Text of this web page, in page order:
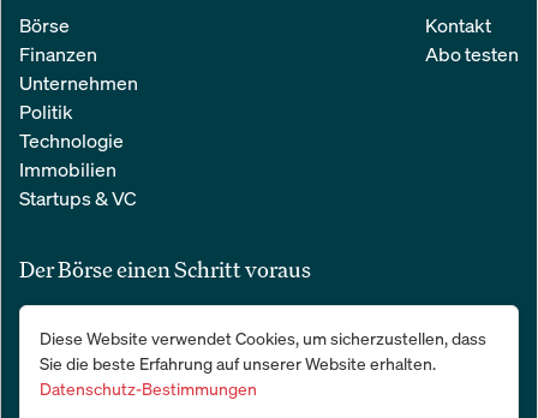
Börse
Finanzen
Unternehmen
Politik
Technologie
Immobilien
Startups & VC
Kontakt
Abo testen
Der Börse einen Schritt voraus
Alle relevanten Nachrichten aus Wirtschaft und Finanzen in einer
einfachen E-Mail. 100 % kostenlos:
Diese Website verwendet Cookies, um sicherzustellen, dass
Sie die beste Erfahrung auf unserer Website erhalten.
Datenschutz-Bestimmungen